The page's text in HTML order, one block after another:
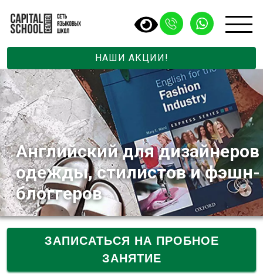
НАШИ АКЦИИ!
Английский для дизайнеров
одежды, стилистов и фэшн-
блоггеров
ЗАПИСАТЬСЯ НА ПРОБНОЕ
ЗАНЯТИЕ